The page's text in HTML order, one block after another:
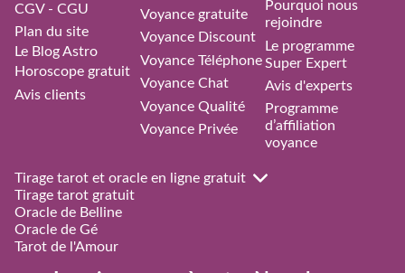
CGV - CGU
Plan du site
Le Blog Astro
Horoscope gratuit
Avis clients
Voyance gratuite
Voyance Discount
Voyance Téléphone
Voyance Chat
Voyance Qualité
Voyance Privée
Pourquoi nous
rejoindre
Le programme
Super Expert
Avis d'experts
Programme
d’affiliation
voyance
Tirage tarot et oracle en ligne gratuit
Tirage tarot gratuit
Oracle de Belline
Oracle de Gé
Tarot de l'Amour